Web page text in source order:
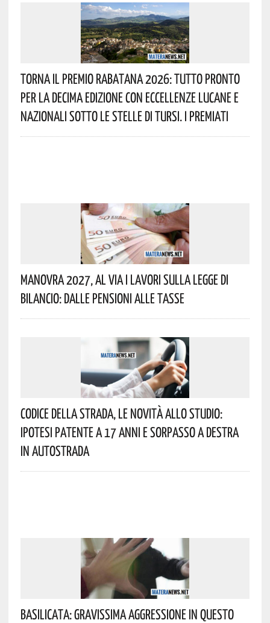
Torna Il Premio Rabatana 2026: Tutto Pronto
Per La Decima Edizione Con Eccellenze Lucane E
Nazionali Sotto Le Stelle Di Tursi. I Premiati
Manovra 2027, Al Via I Lavori Sulla Legge Di
Bilancio: Dalle Pensioni Alle Tasse
Codice Della Strada, Le Novità Allo Studio:
Ipotesi Patente A 17 Anni E Sorpasso A Destra
In Autostrada
Basilicata: Gravissima Aggressione In Questo